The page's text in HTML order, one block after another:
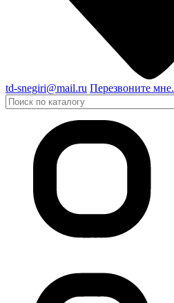
td-snegiri@mail.ru Перезвоните мне.